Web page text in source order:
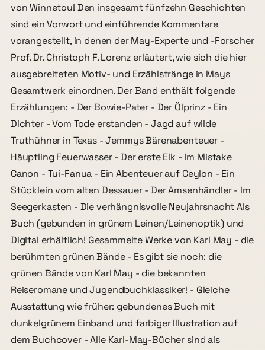
von Winnetou! Den insgesamt fünfzehn Geschichten
sind ein Vorwort und einführende Kommentare
vorangestellt, in denen der May-Experte und -Forscher
Prof. Dr. Christoph F. Lorenz erläutert, wie sich die hier
ausgebreiteten Motiv- und Erzählstränge in Mays
Gesamtwerk einordnen. Der Band enthält folgende
Erzählungen: - Der Bowie-Pater - Der Ölprinz - Ein
Dichter - Vom Tode erstanden - Jagd auf wilde
Truthühner in Texas - Jemmys Bärenabenteuer -
Häuptling Feuerwasser - Der erste Elk - Im Mistake
Canon - Tui-Fanua - Ein Abenteuer auf Ceylon - Ein
Stücklein vom alten Dessauer - Der Amsenhändler - Im
Seegerkasten - Die verhängnisvolle Neujahrsnacht Als
Buch (gebunden in grünem Leinen/Leinenoptik) und
Digital erhältlich! Gesammelte Werke von Karl May - die
berühmten grünen Bände - Es gibt sie noch: die
grünen Bände von Karl May - die bekannten
Reiseromane und Jugendbuchklassiker! - Gleiche
Ausstattung wie früher: gebundenes Buch mit
dunkelgrünem Einband und farbiger Illustration auf
dem Buchcover - Alle Karl-May-Bücher sind als